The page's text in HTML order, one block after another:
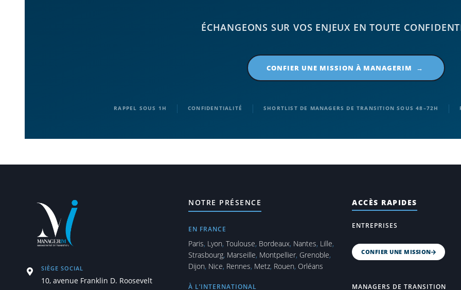
ÉCHANGEONS SUR VOS ENJEUX EN TOUTE
CONFIER UNE MISSION À MANAGERIM →
RAPPEL SOUS 1H | CONFIDENTIALITÉ | SHORTLIST DE MANAGERS DE TRANSITION SOUS 48–72H |
SIÈGE SOCIAL
10, avenue Franklin D. Roosevelt
NOTRE PRÉSENCE
EN FRANCE
Paris, Lyon, Toulouse, Bordeaux, Nantes, Lille,
Strasbourg, Marseille, Montpellier, Grenoble,
Dijon, Nice, Rennes, Metz, Rouen, Orléans
À L’INTERNATIONAL
ACCÈS RAPIDES
ENTREPRISES
CONFIER UNE MISSION
MANAGERS DE TRANSITION